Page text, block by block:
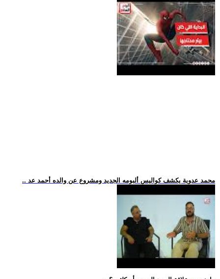
.. محمد عدوية يكشف كواليس ألبومه الجديد ومشروع عن والده أحمد عد